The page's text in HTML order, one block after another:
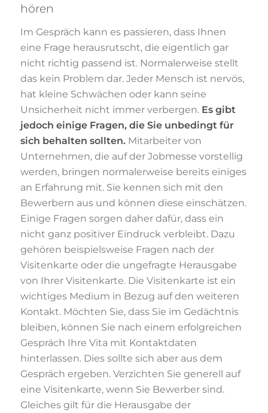
hören
Im Gespräch kann es passieren, dass Ihnen
eine Frage herausrutscht, die eigentlich gar
nicht richtig passend ist. Normalerweise stellt
das kein Problem dar. Jeder Mensch ist nervös,
hat kleine Schwächen oder kann seine
Unsicherheit nicht immer verbergen. Es gibt
jedoch einige Fragen, die Sie unbedingt für
sich behalten sollten.Mitarbeiter von
Unternehmen, die auf der Jobmesse vorstellig
werden, bringen normalerweise bereits einiges
an Erfahrung mit. Sie kennen sich mit den
Bewerbern aus und können diese einschätzen.
Einige Fragen sorgen daher dafür, dass ein
nicht ganz positiver Eindruck verbleibt. Dazu
gehören beispielsweise Fragen nach der
Visitenkarte oder die ungefragte Herausgabe
von Ihrer Visitenkarte. Die Visitenkarte ist ein
wichtiges Medium in Bezug auf den weiteren
Kontakt. Möchten Sie, dass Sie im Gedächtnis
bleiben, können Sie nach einem erfolgreichen
Gespräch Ihre Vita mit Kontaktdaten
hinterlassen. Dies sollte sich aber aus dem
Gespräch ergeben. Verzichten Sie generell auf
eine Visitenkarte, wenn Sie Bewerber sind.
Gleiches gilt für die Herausgabe der